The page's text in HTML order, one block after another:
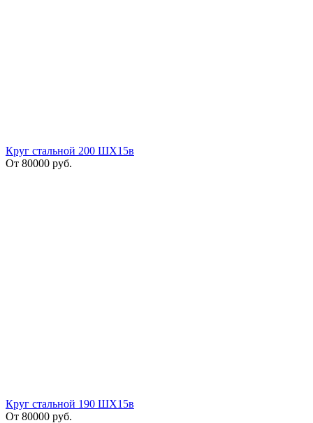
Круг стальной 200 ШХ15в
От 80000 руб.
Круг стальной 190 ШХ15в
От 80000 руб.